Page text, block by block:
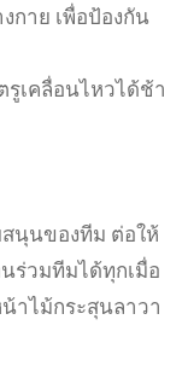
กาย เพื่อป้องกัน
เคลื่อนไหวได้ช้า
นุนของทีม ต่อให้
ร่วมทีมได้ทุกเมื่อ
าไม้กระสุนลาวา